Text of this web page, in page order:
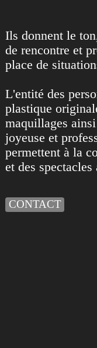
Ils donnent le
de rencontre et
place de
L'entité des
plastique
maquillages
joyeuse et
permettent à la
et des